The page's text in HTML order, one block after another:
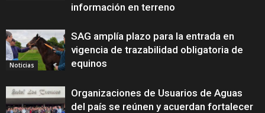
información en terreno
Noticias
SAG amplía plazo para la entrada en
vigencia de trazabilidad obligatoria de
equinos
Organizaciones de Usuarios de Aguas
del país se reúnen y acuerdan fortalecer